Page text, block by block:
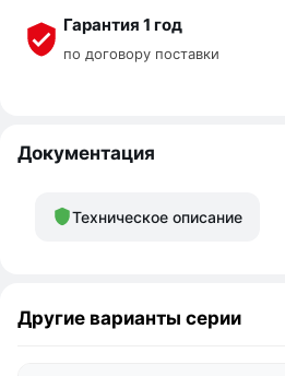
Гарантия 1 год
по договору поставки
Документация
Техническое описание
Другие варианты серии